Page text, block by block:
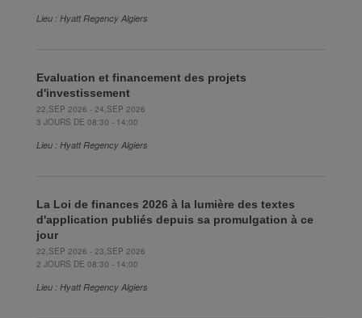
Lieu : Hyatt Regency Algiers
Evaluation et financement des projets
d'investissement
22,SEP 2026 - 24,SEP 2026
3 JOURS DE 08:30 - 14:00
Lieu : Hyatt Regency Algiers
La Loi de finances 2026 à la lumière des textes
d'application publiés depuis sa promulgation à ce
jour
22,SEP 2026 - 23,SEP 2026
2 JOURS DE 08:30 - 14:00
Lieu : Hyatt Regency Algiers